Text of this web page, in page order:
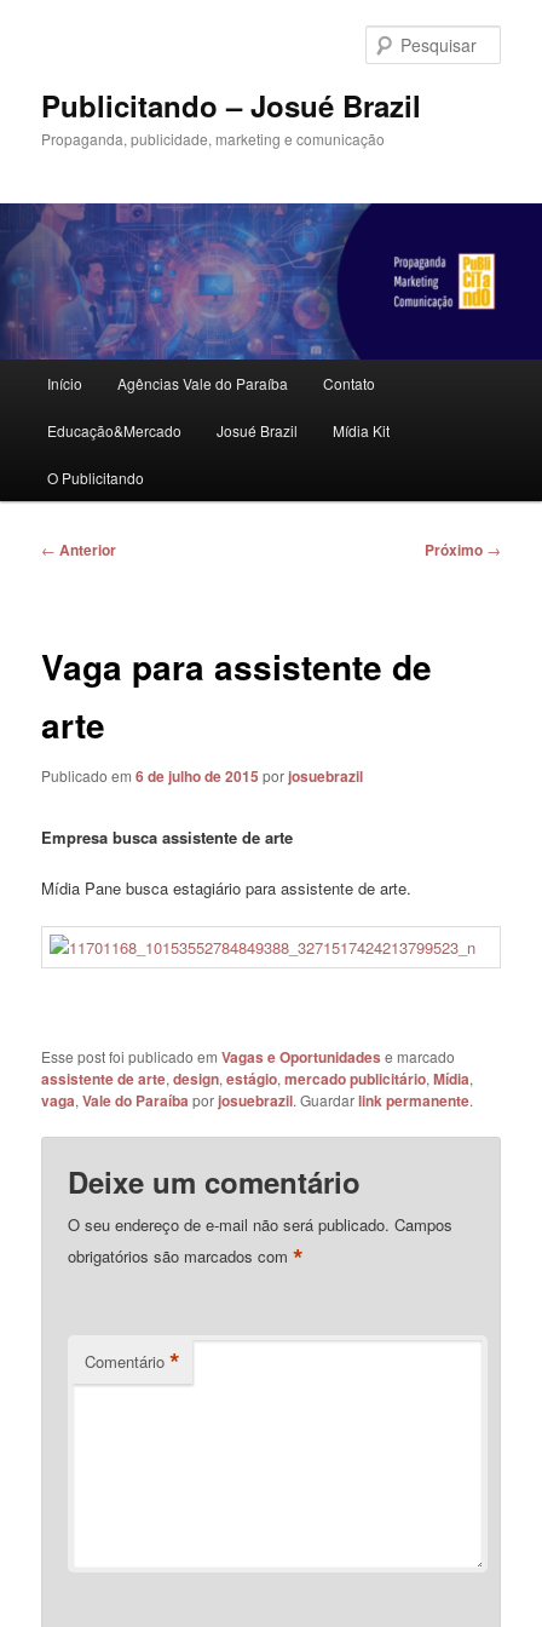
principalPublicitando – Josué Brazil
Propaganda, publicidade, marketing e comunicação
principal
Início Agências Vale do Paraíba Contato
Educação&Mercado Josué Brazil Mídia Kit
O Publicitando
Navegação
← Anterior Próximo →
Vaga para assistente de
arte
Publicado em6 de julho de 2015 porjosuebrazil
Empresa busca assistente de arte
Mídia Pane busca estagiário para assistente de arte.
Esse post foi publicado emVagas e Oportunidades e marcado
assistente de arte,design,estágio,mercado publicitário,Mídia,
vaga,Vale do Paraíba porjosuebrazil. Guardarlink permanente.
Deixe um comentário
O seu endereço de e-mail não será publicado. Campos
obrigatórios são marcados com*
Comentário *